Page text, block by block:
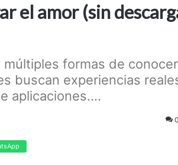
el amor (sin
formas de conocer
buscan experiencias
aplicaciones....
0